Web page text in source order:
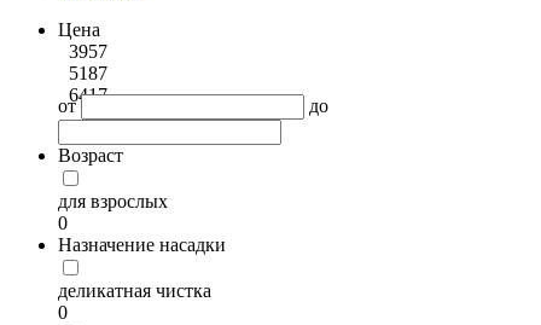
Цена
3957
5187
6417
от до
Возраст
для взрослых
0
Назначение насадки
деликатная чистка
0